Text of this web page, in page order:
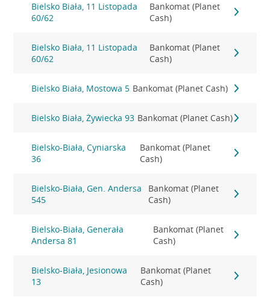
Bielsko Biała, 11 Listopada
60/62
Bankomat (Planet
Cash)
Bielsko Biała, 11 Listopada
60/62
Bankomat (Planet
Cash)
Bielsko Biała, Mostowa 5 Bankomat (Planet Cash)
Bielsko Biała, Żywiecka 93 Bankomat (Planet Cash)
Bielsko-Biała, Cyniarska
36
Bankomat (Planet
Cash)
Bielsko-Biała, Gen. Andersa
545
Bankomat (Planet
Cash)
Bielsko-Biała, Generała
Andersa 81
Bankomat (Planet
Cash)
Bielsko-Biała, Jesionowa
13
Bankomat (Planet
Cash)